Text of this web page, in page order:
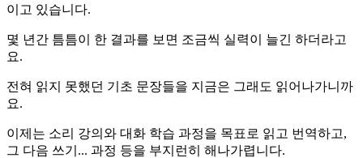
이고 있습니다.
몇 년간 틈틈이 한 결과를 보면 조금씩 실력이 늘긴 하더라고
요.
전혀 읽지 못했던 기초 문장들을 지금은 그래도 읽어나가니까
요.
이제는 소리 강의와 대화 학습 과정을 목표로 읽고 번역하고,
그 다음 쓰기... 과정 등을 부지런히 해나가렵니다.